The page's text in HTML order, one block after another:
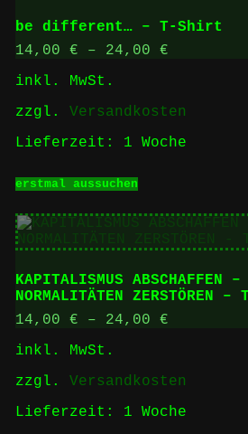
Die
Optionen
Produktseite
werden
be different… – T-Shirt
14,00 € – 24,00 €
inkl. MwSt.
zzgl. Versandkosten
Lieferzeit: 1 Woche
erstmal aussuchenProdukt
mehrere
Varianten
auf.
Die
Optionen
können
auf
werden
KAPITALISMUS ABSCHAFFEN –
NORMALITÄTEN ZERSTÖREN
14,00 € – 24,00 €
inkl. MwSt.
zzgl. Versandkosten
Lieferzeit: 1 Woche